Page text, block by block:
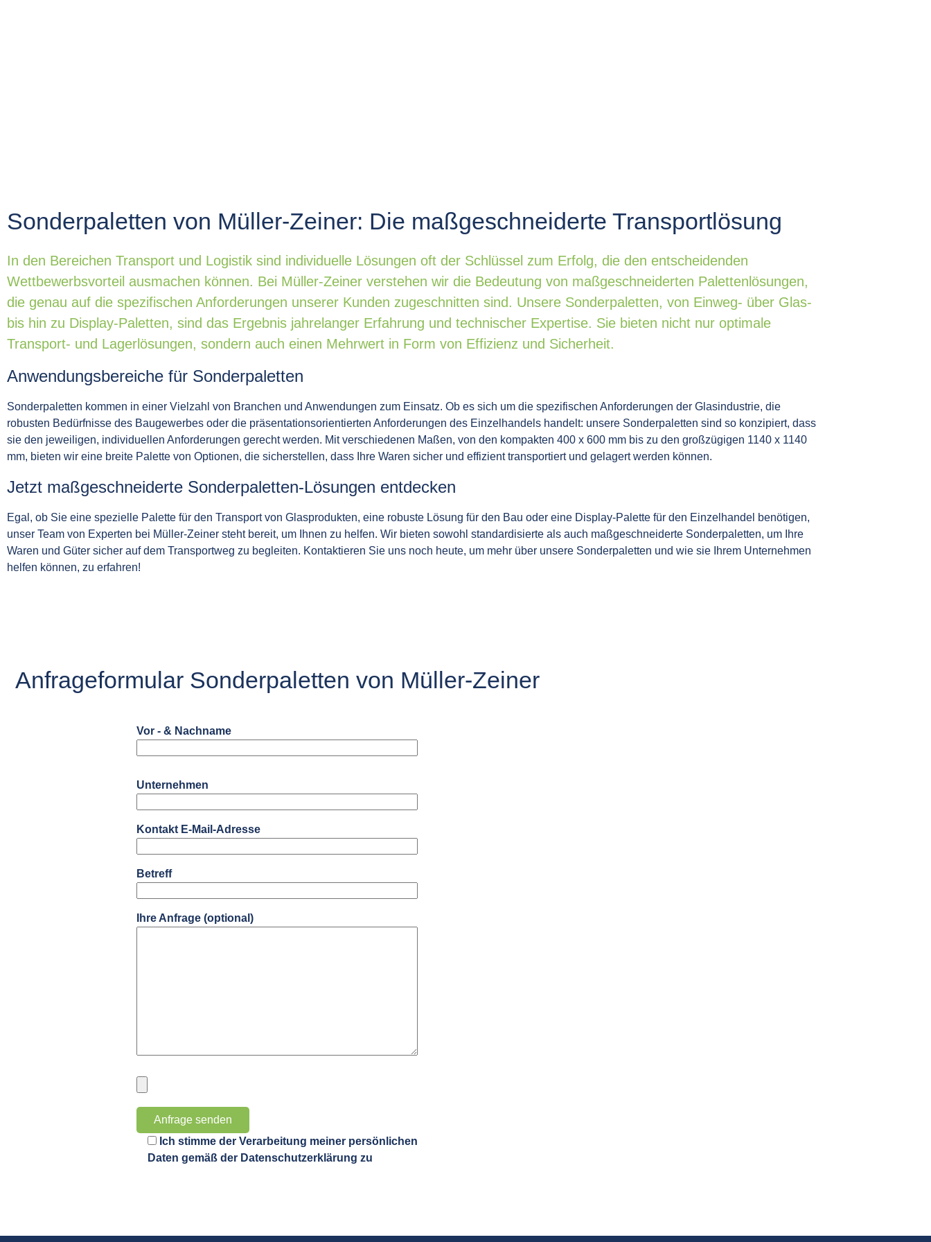
Sonderpaletten von Müller-Zeiner: Die maßgeschneiderte Transportlösung
In den Bereichen Transport und Logistik sind individuelle Lösungen oft der Schlüssel zum Erfolg, die den entscheidenden
Wettbewerbsvorteil ausmachen können. Bei Müller-Zeiner verstehen wir die Bedeutung von maßgeschneiderten Palettenlösungen,
die genau auf die spezifischen Anforderungen unserer Kunden zugeschnitten sind. Unsere Sonderpaletten, von Einweg- über Glas-
bis hin zu Display-Paletten, sind das Ergebnis jahrelanger Erfahrung und technischer Expertise. Sie bieten nicht nur optimale
Transport- und Lagerlösungen, sondern auch einen Mehrwert in Form von Effizienz und Sicherheit.
Anwendungsbereiche für Sonderpaletten
Sonderpaletten kommen in einer Vielzahl von Branchen und Anwendungen zum Einsatz. Ob es sich um die spezifischen Anforderungen der Glasindustrie, die
robusten Bedürfnisse des Baugewerbes oder die präsentationsorientierten Anforderungen des Einzelhandels handelt: unsere Sonderpaletten sind so konzipiert, dass
sie den jeweiligen, individuellen Anforderungen gerecht werden. Mit verschiedenen Maßen, von den kompakten 400 x 600 mm bis zu den großzügigen 1140 x 1140
mm, bieten wir eine breite Palette von Optionen, die sicherstellen, dass Ihre Waren sicher und effizient transportiert und gelagert werden können.
Jetzt maßgeschneiderte Sonderpaletten-Lösungen entdecken
Egal, ob Sie eine spezielle Palette für den Transport von Glasprodukten, eine robuste Lösung für den Bau oder eine Display-Palette für den Einzelhandel benötigen,
unser Team von Experten bei Müller-Zeiner steht bereit, um Ihnen zu helfen. Wir bieten sowohl standardisierte als auch maßgeschneiderte Sonderpaletten, um Ihre
Waren und Güter sicher auf dem Transportweg zu begleiten. Kontaktieren Sie uns noch heute, um mehr über unsere Sonderpaletten und wie sie Ihrem Unternehmen
helfen können, zu erfahren!
Anfrageformular Sonderpaletten von Müller-Zeiner
Vor - & Nachname
Unternehmen
Kontakt E-Mail-Adresse
Betreff
Ihre Anfrage (optional)
Ich stimme der Verarbeitung meiner persönlichen
Daten gemäß der Datenschutzerklärung zu